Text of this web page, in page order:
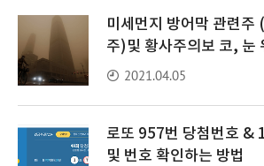
미세먼지 방어막 관련주
주)및 황사주의보 코, 눈
2021.04.05
로또 957번 당첨번호 &
및 번호 확인하는 방법